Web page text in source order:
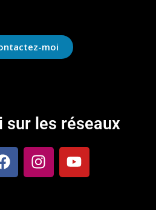
moi
sur les réseaux
F
a
I
n
Y
o